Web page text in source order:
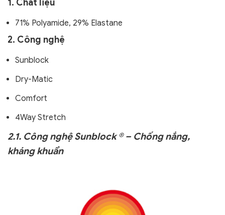
1. Chất liệu
71% Polyamide, 29% Elastane
2. Công nghệ
Sunblock
Dry-Matic
Comfort
4Way Stretch
2.1. Công nghệ Sunblock ® – Chống nắng,
kháng khuẩn